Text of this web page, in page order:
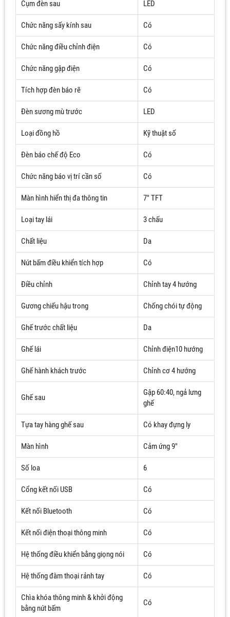
Cụm đèn sau LED
Chức năng sấy kính sau Có
Chức năng điều chỉnh điện Có
Chức năng gập điện Có
Tích hợp đèn báo rẽ Có
Đèn sương mù trước LED
Loại đồng hồ Kỹ thuật số
Đèn báo chế độ Eco Có
Chức năng báo vị trí cần số Có
Màn hình hiển thị đa thông tin 7" TFT
Loại tay lái 3 chấu
Chất liệu Da
Nút bấm điều khiển tích hợp Có
Điều chỉnh Chỉnh tay 4 hướng
Gương chiếu hậu trong Chống chói tự động
Ghế trước chất liệu Da
Ghế lái Chỉnh điện10 hướng
Ghế hành khách trước Chỉnh cơ 4 hướng
Ghế sau
Gập 60:40, ngả lưng
ghế
Tựa tay hàng ghế sau Có khay đựng ly
Màn hình Cảm ứng 9"
Số loa 6
Cổng kết nối USB Có
Kết nối Bluetooth Có
Kết nối điện thoại thông minh Có
Hệ thống điều khiển bằng giọng nói Có
Hệ thống đàm thoại rảnh tay Có
Chìa khóa thông minh & khởi động
bằng nút bấm
Có